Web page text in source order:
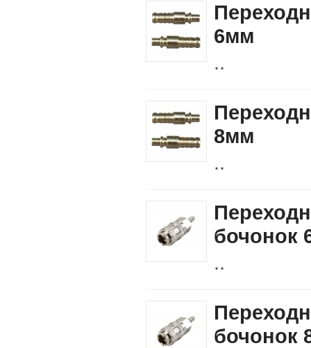
6мм
..
8мм
..
бочонок
..
бочонок